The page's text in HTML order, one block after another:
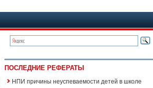
ПОСЛЕДНИЕ РЕФЕРАТЫ
НПИ причины неуспеваемости детей в школе